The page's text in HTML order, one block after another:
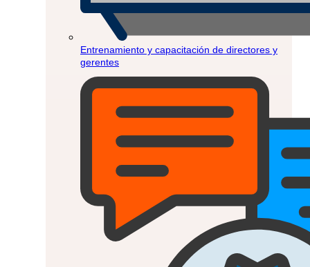
Entrenamiento y capacitación de directores y
gerentes